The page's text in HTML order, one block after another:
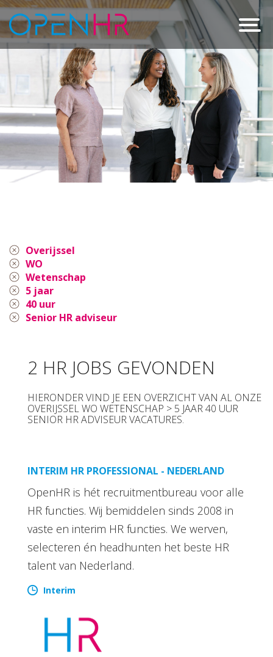
Overijssel
WO
Wetenschap
5 jaar
40 uur
Senior HR adviseur
2 HR JOBS GEVONDEN
HIERONDER VIND JE EEN OVERZICHT VAN AL ONZE
OVERIJSSEL WO WETENSCHAP > 5 JAAR 40 UUR
SENIOR HR ADVISEUR VACATURES.
INTERIM HR PROFESSIONAL - NEDERLAND
OpenHR is hét recruitmentbureau voor alle
HR functies. Wij bemiddelen sinds 2008 in
vaste en interim HR functies. We werven,
selecteren én headhunten het beste HR
talent van Nederland.
Interim